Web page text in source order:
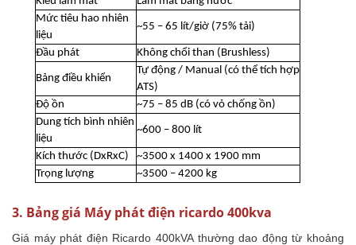
Mức tiêu hao nhiên
liệu
~55 – 65 lít/giờ (75% tải)
Đầu phát Không chổi than (Brushless)
Bảng điều khiển
Tự động / Manual (có thể tích hợp
ATS)
Độ ồn
~75 – 85 dB (có vỏ chống ồn)
Dung tích bình nhiên
liệu
~600 – 800 lít
Kích thước (DxRxC)
~3500 x 1400 x 1900 mm
Trọng lượng
~3500 – 4200 kg
3. Bảng giá Máy phát điện ricardo 400kva
Giá máy phát điện Ricardo 400kVA thường dao động từ khoảng